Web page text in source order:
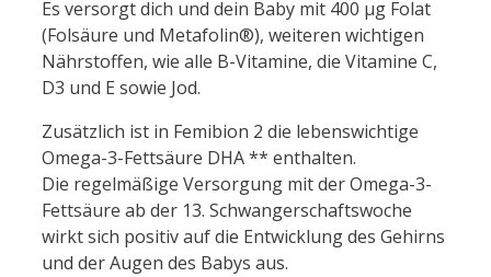
Es versorgt dich und dein Baby mit 400 µg Folat
(Folsäure und Metafolin®), weiteren wichtigen
Nährstoffen, wie alle B-Vitamine, die Vitamine C,
D3 und E sowie Jod.
Zusätzlich ist in Femibion 2 die lebenswichtige
Omega-3-Fettsäure DHA ** enthalten.
Die regelmäßige Versorgung mit der Omega-3-
Fettsäure ab der 13. Schwangerschaftswoche
wirkt sich positiv auf die Entwicklung des Gehirns
und der Augen des Babys aus.